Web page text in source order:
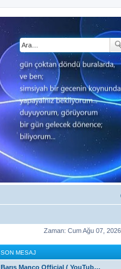
Zaman: Cum Ağu 07,
SON MESAJ
Barış Manço Official ( YouTub…